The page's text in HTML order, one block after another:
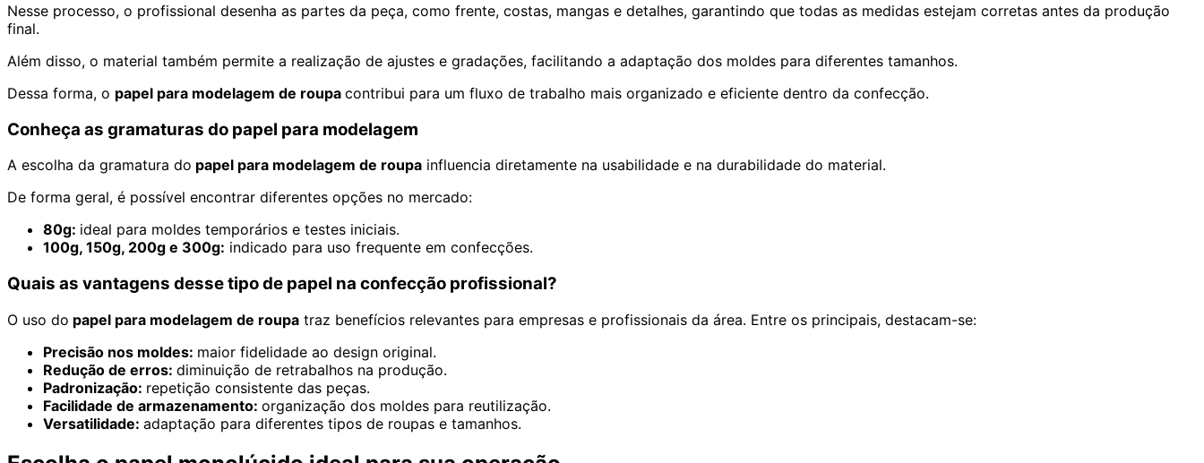
Nesse processo, o profissional desenha as partes da peça, como frente, costas, mangas e detalhes, garantindo que todas as medidas estejam corretas antes da produção
final.
Além disso, o material também permite a realização de ajustes e gradações, facilitando a adaptação dos moldes para diferentes tamanhos.
Dessa forma, o papel para modelagem de roupa contribui para um fluxo de trabalho mais organizado e eficiente dentro da confecção.
Conheça as gramaturas do papel para modelagem
A escolha da gramatura do papel para modelagem de roupa influencia diretamente na usabilidade e na durabilidade do material.
De forma geral, é possível encontrar diferentes opções no mercado:
80g: ideal para moldes temporários e testes iniciais.
100g, 150g, 200g e 300g: indicado para uso frequente em confecções.
Quais as vantagens desse tipo de papel na confecção profissional?
O uso do papel para modelagem de roupa traz benefícios relevantes para empresas e profissionais da área. Entre os principais, destacam-se:
Precisão nos moldes: maior fidelidade ao design original.
Redução de erros: diminuição de retrabalhos na produção.
Padronização: repetição consistente das peças.
Facilidade de armazenamento: organização dos moldes para reutilização.
Versatilidade: adaptação para diferentes tipos de roupas e tamanhos.